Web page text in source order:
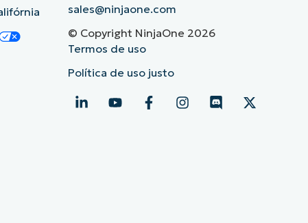
sales@ninjaone.com
© Copyright NinjaOne 2026
Termos de uso
Política de uso justo